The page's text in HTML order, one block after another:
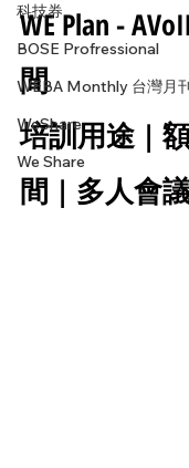
科技券
BOSE Profressional
WEBA Monthly 台灣月
WeShare
We Share
WE Plan -
間
培訓用途 |
間 | 多人會